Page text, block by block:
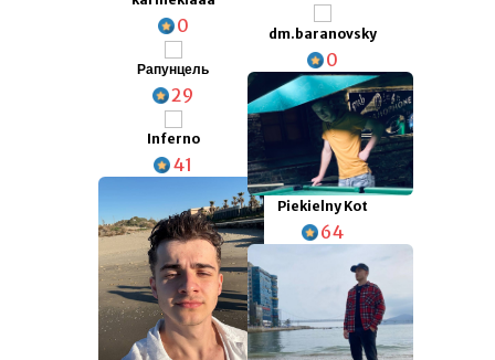
0
Рапунцель
29
Inferno
41
dm.baranovsky
0
Piekielny Kot
64